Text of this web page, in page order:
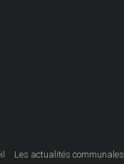
Les actualités communales